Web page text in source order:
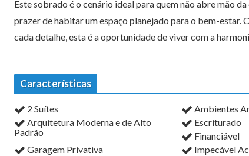
Este sobrado é o cenário ideal para quem não abre mão
prazer de habitar um espaço planejado para o bem-estar.
cada detalhe, esta é a oportunidade de viver com a
Características
2 Suítes Ambientes
Arquitetura Moderna e de Alto
Padrão
Escriturado
Financiável
Garagem Privativa
Impecável